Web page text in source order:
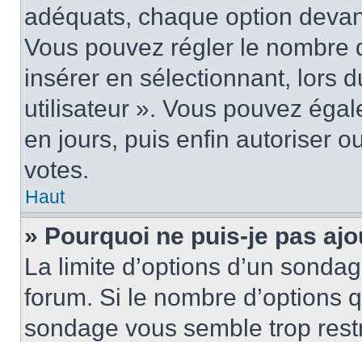
adéquats, chaque option
Vous pouvez régler le nombre
insérer en sélectionnant, lors
utilisateur ». Vous pouvez
en jours, puis enfin autoriser
votes.
Haut
» Pourquoi ne puis-je pas
La limite d’options d’un
forum. Si le nombre d’options
sondage vous semble trop